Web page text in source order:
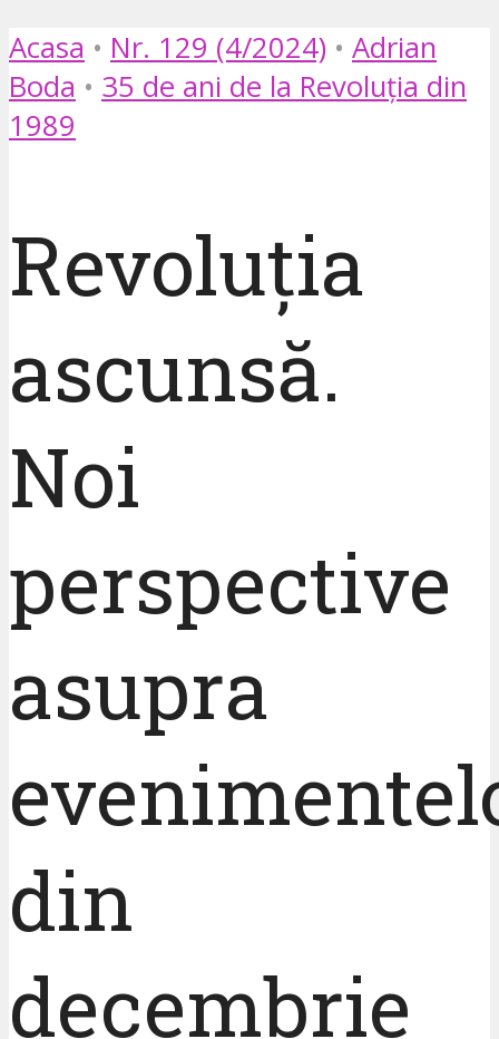
Acasa • Nr. 129 (4/2024) • Adrian
Boda • 35 de ani de la Revoluția din
1989
Revoluția
ascunsă.
Noi
perspective
asupra
din
decembrie